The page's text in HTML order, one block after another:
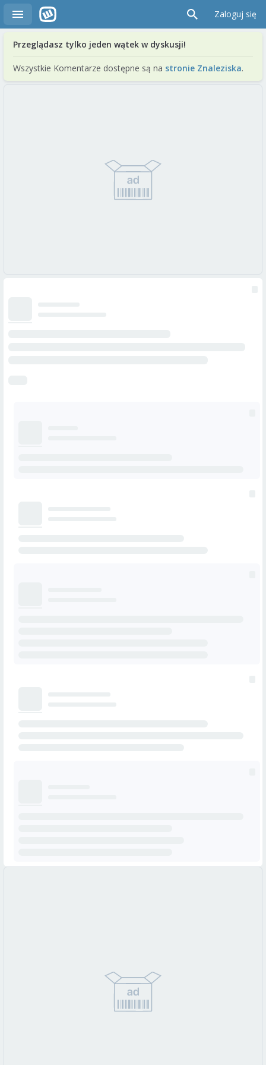
Zaloguj się
Przeglądasz tylko jeden wątek w dyskusji!
Wszystkie Komentarze dostępne są na stronie Znaleziska.